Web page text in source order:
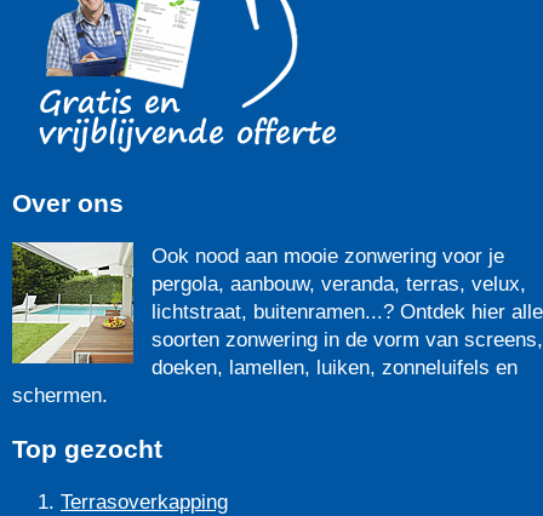
Over ons
Ook nood aan mooie zonwering voor je
pergola, aanbouw, veranda, terras, velux,
lichtstraat, buitenramen...? Ontdek hier alle
soorten zonwering in de vorm van screens,
doeken, lamellen, luiken, zonneluifels en
schermen.
Top gezocht
Terrasoverkapping